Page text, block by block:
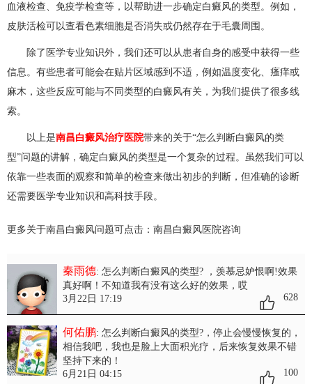
血液检查、免疫学检查等，以帮助进一步确定白癜风的类型。例如，
皮肤活检可以查看色素细胞是否消失或仍然存在于毛囊周围。
除了医学专业知识外，我们还可以从患者自身的感受中获得一些
信息。有些患者可能会在贴片区域感到不适，例如温度变化、瘙痒或
麻木，这些反应可能与不同类型的白癜风有关，为我们提供了很多线
索。
以上是南昌白癜风治疗医院带来的关于“怎么判断白癜风的类
型”问题的讲解，确定白癜风的类型是一个复杂的过程。虽然我们可以
依靠一些表面的观察和简单的检查来做出初步的判断，但准确的诊断
还需要医学专业知识和高科技手段。
更多关于南昌白癜风问题可点击： 南昌白癜风医院咨询
秦雨德: 怎么判断白癜风的类型?
，羡慕忌妒恨啊!效果
真好啊！不知道我有没有这么好的效果，哎
3月22日 17:19
628
何佑鹏: 怎么判断白癜风的类型? ，停止会慢慢恢复的，
相信我吧，我也是脸上大面积光疗，后来恢复效果不错
坚持下来的！
6月21日 04:15
100